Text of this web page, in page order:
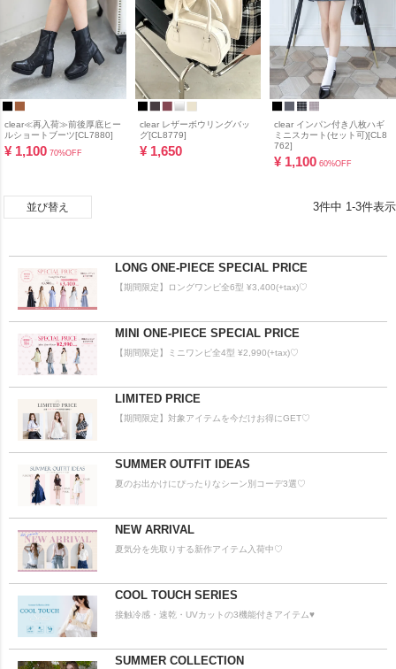
clear≪再入荷≫前後厚底ヒー
ルショートブーツ[CL7880]
¥ 1,100 70%OFF
clear レザーボウリングバッ
グ[CL8779]
¥ 1,650
clear インパン付き八枚ハギ
ミニスカート(セット可)[CL8
762]
¥ 1,100 60%OFF
並び替え 3件中 1-3件表示
LONG ONE-PIECE SPECIAL PRICE
【期間限定】ロングワンピ全6型 ¥3,400(+tax)♡
MINI ONE-PIECE SPECIAL PRICE
【期間限定】ミニワンピ全4型 ¥2,990(+tax)♡
LIMITED PRICE
【期間限定】対象アイテムを今だけお得にGET♡
SUMMER OUTFIT IDEAS
夏のお出かけにぴったりなシーン別コーデ3選♡
NEW ARRIVAL
夏気分を先取りする新作アイテム入荷中♡
COOL TOUCH SERIES
接触冷感・速乾・UVカットの3機能付きアイテム♥
SUMMER COLLECTION